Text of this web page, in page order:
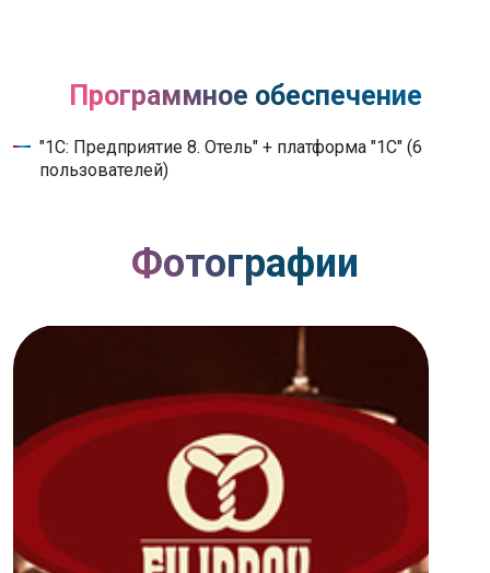
Программное обеспечение
"1С: Предприятие 8. Отель" + платформа "1С" (6
пользователей)
Фотографии